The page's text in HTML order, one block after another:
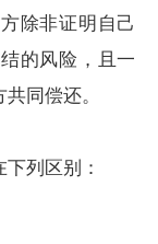
除非证明自己
的风险，且一
同偿还。
列区别：